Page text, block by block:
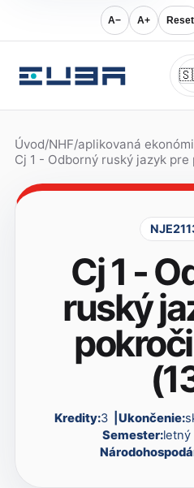
A− A+ Reset
Úvod/NHF/aplikovaná
Cj 1 - Odborný ruský jazyk pre
Cj 1 -
ruský
Kredity:3 Ukončenie:
Semester:letný